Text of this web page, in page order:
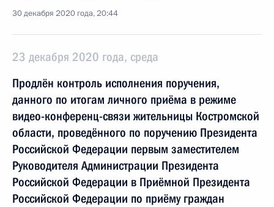
30 декабря 2020 года, 20:44
23 декабря 2020 года, среда
Продлён контроль исполнения поручения,
данного по итогам личного приёма в режиме
видео-конференц-связи жительницы Костромской
области, проведённого по поручению Президента
Российской Федерации первым заместителем
Руководителя Администрации Президента
Российской Федерации в Приёмной Президента
Российской Федерации по приёму граждан